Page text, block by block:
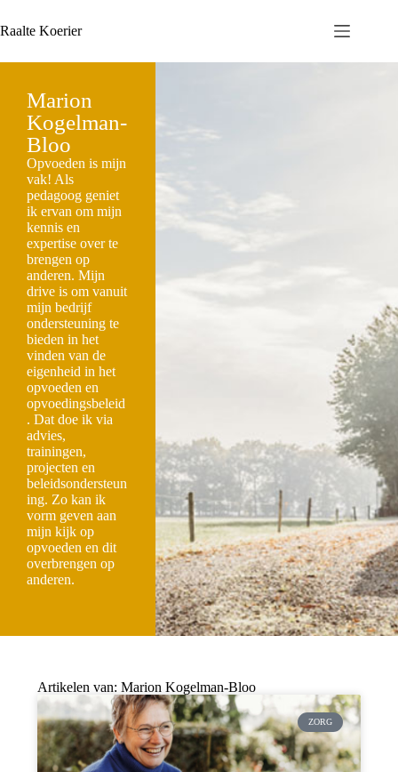
Raalte Koerier
Marion
Kogelman-
Bloo
Opvoeden is mijn
vak! Als
pedagoog geniet
ik ervan om mijn
kennis en
expertise over te
brengen op
anderen. Mijn
drive is om vanuit
mijn bedrijf
ondersteuning te
bieden in het
vinden van de
eigenheid in het
opvoeden en
opvoedingsbeleid
. Dat doe ik via
advies,
trainingen,
projecten en
beleidsondersteun
ing. Zo kan ik
vorm geven aan
mijn kijk op
opvoeden en dit
overbrengen op
anderen.
Artikelen van: Marion Kogelman-Bloo
ZORG